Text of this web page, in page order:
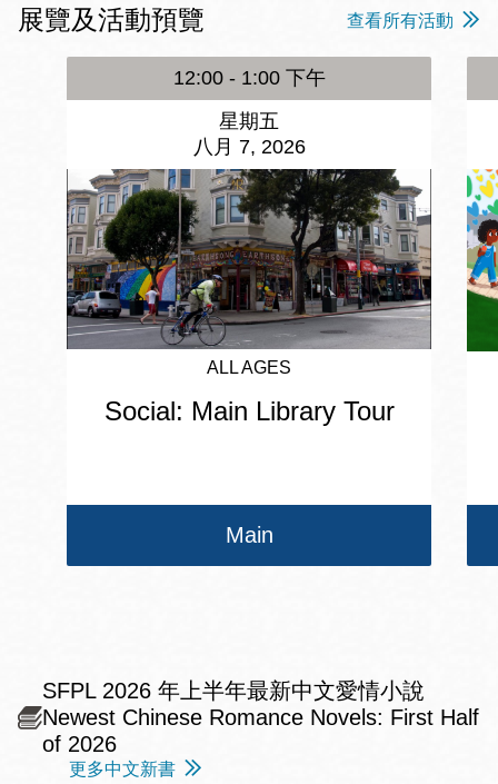
展覽及活動預覽 查看所有活動
12:00 - 1:00 下午
星期五
八月 7, 2026
ALL AGES
Social: Main Library Tour
Main
SFPL 2026 年上半年最新中文愛情小說
Newest Chinese Romance Novels: First Half
of 2026
更多中文新書